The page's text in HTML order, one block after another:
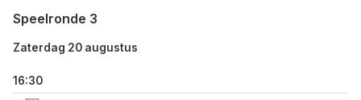
Speelronde 3
Zaterdag 20 augustus
16:30